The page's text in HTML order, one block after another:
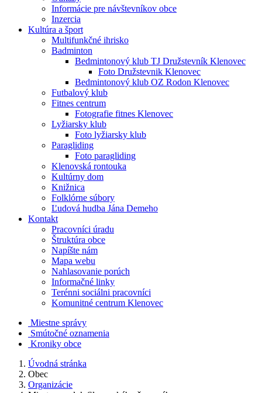
Informácie pre návštevníkov obce
Inzercia
Kultúra a šport
Multifunkčné ihrisko
Badminton
Bedmintonový klub TJ Družstevník Klenovec
Foto Družstevnik Klenovec
Bedmintonový klub OZ Rodon Klenovec
Futbalový klub
Fitnes centrum
Fotografie fitnes Klenovec
Lyžiarsky klub
Foto lyžiarsky klub
Paragliding
Foto paragliding
Klenovská rontouka
Kultúrny dom
Knižnica
Folklórne súbory
Ľudová hudba Jána Demeho
Kontakt
Pracovníci úradu
Štruktúra obce
Napíšte nám
Mapa webu
Nahlasovanie porúch
Informačné linky
Terénni sociálni pracovníci
Komunitné centrum Klenovec
Miestne správy
Smútočné oznamenia
Kroniky obce
Úvodná stránka
Obec
Organizácie